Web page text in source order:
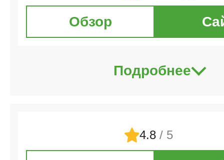
Обзор
Подробнее
4.8 / 5